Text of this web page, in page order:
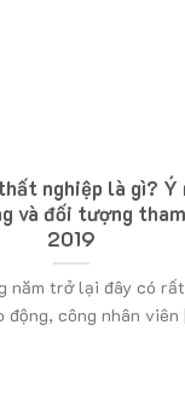
nghiệp là gì? Ý
và đối tượng
2019
năm trở lại đây có
động, công nhân viên